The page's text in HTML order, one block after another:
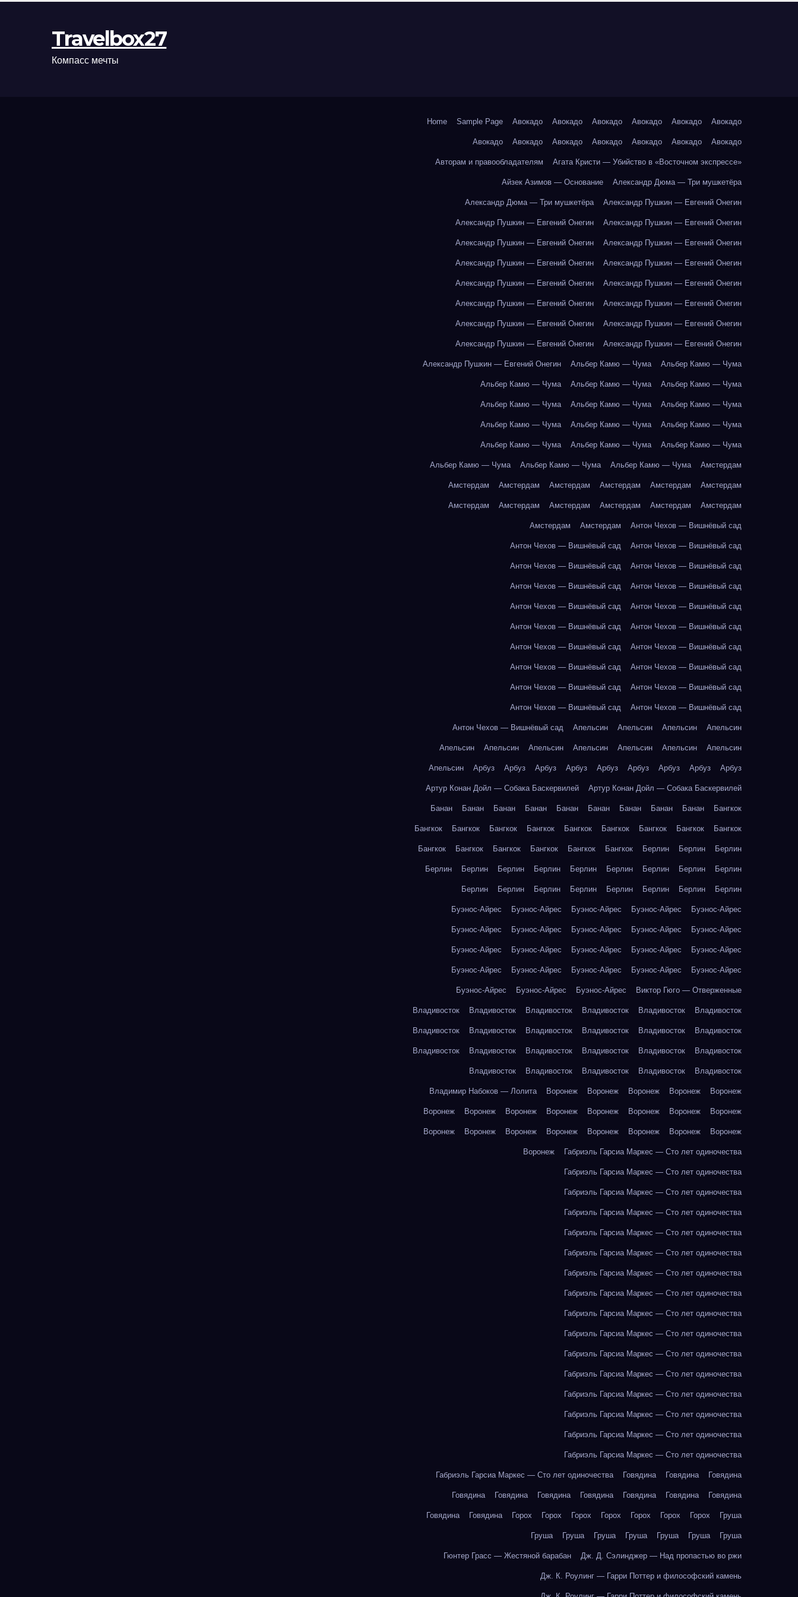
Travelbox27
Компасс мечты
Home Sample Page Авокадо Авокадо Авокадо Авокадо Авокадо Авокадо
Авокадо Авокадо Авокадо Авокадо Авокадо Авокадо Авокадо
Авторам и правообладателям Агата Кристи — Убийство в «Восточном экспрессе»
Айзек Азимов — Основание Александр Дюма — Три мушкетёра
Александр Дюма — Три мушкетёра Александр Пушкин — Евгений Онегин
Александр Пушкин — Евгений Онегин Александр Пушкин — Евгений Онегин
Александр Пушкин — Евгений Онегин Александр Пушкин — Евгений Онегин
Александр Пушкин — Евгений Онегин Александр Пушкин — Евгений Онегин
Александр Пушкин — Евгений Онегин Александр Пушкин — Евгений Онегин
Александр Пушкин — Евгений Онегин Александр Пушкин — Евгений Онегин
Александр Пушкин — Евгений Онегин Александр Пушкин — Евгений Онегин
Александр Пушкин — Евгений Онегин Александр Пушкин — Евгений Онегин
Александр Пушкин — Евгений Онегин Альбер Камю — Чума Альбер Камю — Чума
Альбер Камю — Чума Альбер Камю — Чума Альбер Камю — Чума
Альбер Камю — Чума Альбер Камю — Чума Альбер Камю — Чума
Альбер Камю — Чума Альбер Камю — Чума Альбер Камю — Чума
Альбер Камю — Чума Альбер Камю — Чума Альбер Камю — Чума
Альбер Камю — Чума Альбер Камю — Чума Альбер Камю — Чума Амстердам
Амстердам Амстердам Амстердам Амстердам Амстердам Амстердам
Амстердам Амстердам Амстердам Амстердам Амстердам Амстердам
Амстердам Амстердам Антон Чехов — Вишнёвый сад
Антон Чехов — Вишнёвый сад Антон Чехов — Вишнёвый сад
Антон Чехов — Вишнёвый сад Антон Чехов — Вишнёвый сад
Антон Чехов — Вишнёвый сад Антон Чехов — Вишнёвый сад
Антон Чехов — Вишнёвый сад Антон Чехов — Вишнёвый сад
Антон Чехов — Вишнёвый сад Антон Чехов — Вишнёвый сад
Антон Чехов — Вишнёвый сад Антон Чехов — Вишнёвый сад
Антон Чехов — Вишнёвый сад Антон Чехов — Вишнёвый сад
Антон Чехов — Вишнёвый сад Антон Чехов — Вишнёвый сад
Антон Чехов — Вишнёвый сад Антон Чехов — Вишнёвый сад
Антон Чехов — Вишнёвый сад Апельсин Апельсин Апельсин Апельсин
Апельсин Апельсин Апельсин Апельсин Апельсин Апельсин Апельсин
Апельсин Арбуз Арбуз Арбуз Арбуз Арбуз Арбуз Арбуз Арбуз Арбуз
Артур Конан Дойл — Собака Баскервилей Артур Конан Дойл — Собака Баскервилей
Банан Банан Банан Банан Банан Банан Банан Банан Банан Бангкок
Бангкок Бангкок Бангкок Бангкок Бангкок Бангкок Бангкок Бангкок Бангкок
Бангкок Бангкок Бангкок Бангкок Бангкок Бангкок Берлин Берлин Берлин
Берлин Берлин Берлин Берлин Берлин Берлин Берлин Берлин Берлин
Берлин Берлин Берлин Берлин Берлин Берлин Берлин Берлин
Буэнос-Айрес Буэнос-Айрес Буэнос-Айрес Буэнос-Айрес Буэнос-Айрес
Буэнос-Айрес Буэнос-Айрес Буэнос-Айрес Буэнос-Айрес Буэнос-Айрес
Буэнос-Айрес Буэнос-Айрес Буэнос-Айрес Буэнос-Айрес Буэнос-Айрес
Буэнос-Айрес Буэнос-Айрес Буэнос-Айрес Буэнос-Айрес Буэнос-Айрес
Буэнос-Айрес Буэнос-Айрес Буэнос-Айрес Виктор Гюго — Отверженные
Владивосток Владивосток Владивосток Владивосток Владивосток Владивосток
Владивосток Владивосток Владивосток Владивосток Владивосток Владивосток
Владивосток Владивосток Владивосток Владивосток Владивосток Владивосток
Владивосток Владивосток Владивосток Владивосток Владивосток
Владимир Набоков — Лолита Воронеж Воронеж Воронеж Воронеж Воронеж
Воронеж Воронеж Воронеж Воронеж Воронеж Воронеж Воронеж Воронеж
Воронеж Воронеж Воронеж Воронеж Воронеж Воронеж Воронеж Воронеж
Воронеж Габриэль Гарсиа Маркес — Сто лет одиночества
Габриэль Гарсиа Маркес — Сто лет одиночества
Габриэль Гарсиа Маркес — Сто лет одиночества
Габриэль Гарсиа Маркес — Сто лет одиночества
Габриэль Гарсиа Маркес — Сто лет одиночества
Габриэль Гарсиа Маркес — Сто лет одиночества
Габриэль Гарсиа Маркес — Сто лет одиночества
Габриэль Гарсиа Маркес — Сто лет одиночества
Габриэль Гарсиа Маркес — Сто лет одиночества
Габриэль Гарсиа Маркес — Сто лет одиночества
Габриэль Гарсиа Маркес — Сто лет одиночества
Габриэль Гарсиа Маркес — Сто лет одиночества
Габриэль Гарсиа Маркес — Сто лет одиночества
Габриэль Гарсиа Маркес — Сто лет одиночества
Габриэль Гарсиа Маркес — Сто лет одиночества
Габриэль Гарсиа Маркес — Сто лет одиночества
Габриэль Гарсиа Маркес — Сто лет одиночества Говядина Говядина Говядина
Говядина Говядина Говядина Говядина Говядина Говядина Говядина
Говядина Говядина Горох Горох Горох Горох Горох Горох Горох Груша
Груша Груша Груша Груша Груша Груша Груша
Гюнтер Грасс — Жестяной барабан Дж. Д. Сэлинджер — Над пропастью во ржи
Дж. К. Роулинг — Гарри Поттер и философский камень